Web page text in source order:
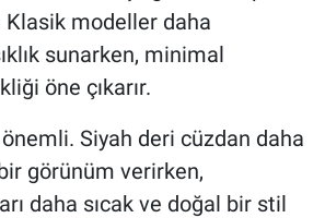
Klasik modeller daha
sunarken, minimal
öne çıkarır.
Siyah deri cüzdan daha
görünüm verirken,
daha sıcak ve doğal bir stil